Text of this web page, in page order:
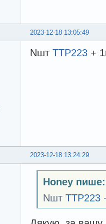
2023-12-18 13:05:49
Nшт TTP223 +
2023-12-18 13:24:29
Honey пише:
Nшт TTP223